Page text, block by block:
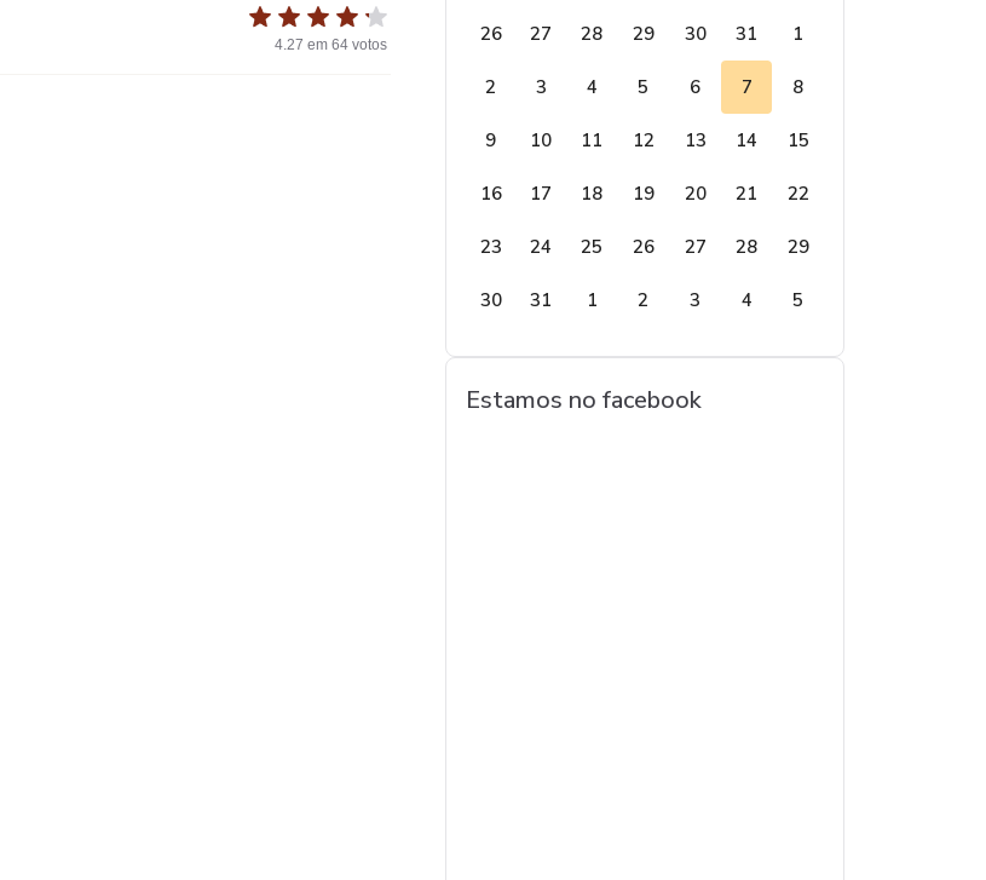
4.27 em 64 votos
26
27 28 29 30 31 1
2 3 4 5 6 7 8
9 10 11 12 13 14 15
16 17 18 19 20 21 22
23 24 25 26 27 28 29
30 31 1 2 3 4 5
Estamos no facebook